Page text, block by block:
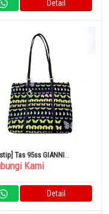
Detail
Tas 95ss GIANNI
Butterfly
Kami
Detail